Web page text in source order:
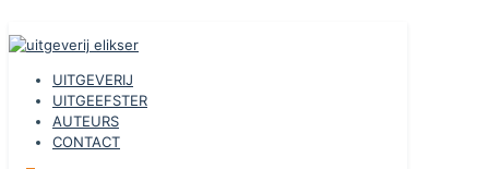
UITGEVERIJ
UITGEEFSTER
AUTEURS
CONTACT